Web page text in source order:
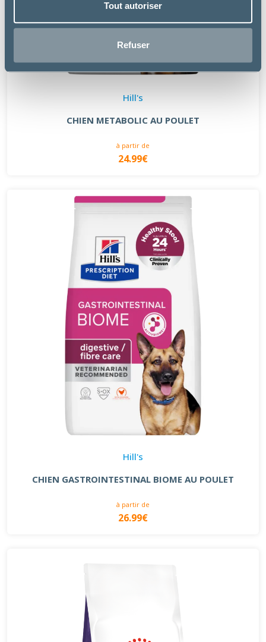
Tout autoriser
Refuser
Hill's
CHIEN METABOLIC AU POULET
à partir de
24.99€
Hill's
CHIEN GASTROINTESTINAL BIOME AU POULET
à partir de
26.99€